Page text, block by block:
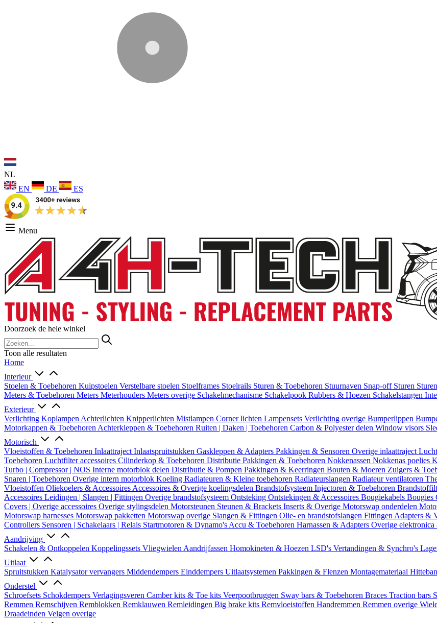
NL
EN
DE ES
Menu
Doorzoek de hele winkel
Toon alle resultaten
Home
Interieur
Stoelen & Toebehoren Kuipstoelen Verstelbare stoelen Stoelframes Stoelrails Sturen & Toebehoren Stuurnaven Snap-off Sturen
Meters & Toebehoren Meters Meterhouders Meters overige Schakelmechanisme Schakelpook Rubbers & Hoezen Schakelstangen
Exterieur
Verlichting Koplampen Achterlichten Knipperlichten Mistlampen Corner lichten Lampensets Verlichting overige Bumperlippen
Motorkappen & Toebehoren Achterkleppen & Toebehoren Ruiten | Daken | Toebehoren Carbon & Polyester delen Window visors
Motorisch
Vloeistoffen & Toebehoren Inlaattraject Inlaatspruitstukken Gaskleppen & Adapters Pakkingen & Sensoren Overige inlaattraject
Toebehoren Luchtfilter accessoires Cilinderkop & Toebehoren Distributie Pakkingen & Toebehoren Nokkenassen Nokkenas poelies
Turbo | Compressor | NOS Interne motorblok delen Distributie & Pompen Pakkingen & Keerringen Bouten & Moeren Zuigers &
Snaren | Toebehoren Overige intern motorblok Koeling Radiateuren & Kleine toebehoren Radiateurslangen Radiateur ventilatoren
Vloeistoffen Oliekoelers & Accessoires Accessoires & Overige koelingsdelen Brandstofsysteem Injectoren & Toebehoren
Accessoires Leidingen | Slangen | Fittingen Overige brandstofsysteem Ontsteking Ontstekingen & Accessoires Bougiekabels Bougies
Covers | Overige accessoires Overige stylingsdelen Motorsteunen Steunen & Brackets Inserts & Overige Motorswap onderdelen
Motorswap harnesses Motorswap pakketten Motorswap overige Slangen & Fittingen Olie- en brandstofslangen Fittingen Adapters &
Controllers Sensoren | Schakelaars | Relais Startmotoren & Dynamo's Accu & Toebehoren Harnassen & Adapters Overige
Aandrijving
Schakelen & Ontkoppelen Koppelingssets Vliegwielen Aandrijfassen Homokineten & Hoezen LSD's Vertandingen & Synchro's
Uitlaat
Spruitstukken Katalysator vervangers Middendempers Einddempers Uitlaatsystemen Pakkingen & Flenzen Montagemateriaal
Onderstel
Schroefsets Schokdempers Verlagingsveren Camber kits & Toe kits Veerpootbruggen Sway bars & Toebehoren Braces Traction bars
Remmen Remschijven Remblokken Remklauwen Remleidingen Big brake kits Remvloeistoffen Handremmen Remmen overige
Draadeinden Velgen overige